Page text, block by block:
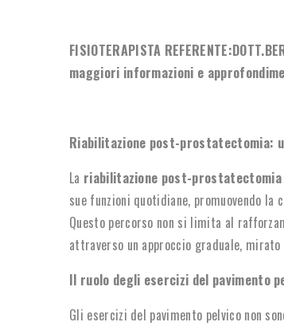
FISIOTERAPISTA
maggiori informazioni e
Riabilitazione post-prostatectomia:
La riabilitazione post-prostatectomia
sue funzioni quotidiane, promuovendo
Questo percorso non si limita al
attraverso un approccio graduale, mirato
Il ruolo degli esercizi del pavimento
Gli esercizi del pavimento pelvico non